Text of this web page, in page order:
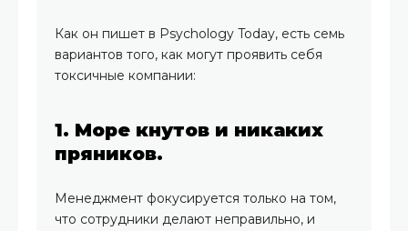
Как он пишет в Psychology Today, есть семь
вариантов того, как могут проявить себя
токсичные компании:
1. Море кнутов и никаких
пряников.
Менеджмент фокусируется только на том,
что сотрудники делают неправильно, и